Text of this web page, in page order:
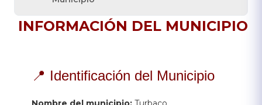
INFORMACIÓN DEL MUNICIPIO
📍 Identificación del Municipio